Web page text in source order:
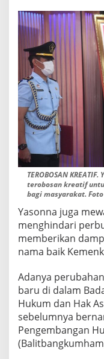
TEROBOSAN
terobosan kreatif
bagi masyarakat.
Yasonna juga
menghindari
memberikan
nama baik
Adanya
baru di dalam
Hukum dan Hak
sebelumnya
Pengembangan